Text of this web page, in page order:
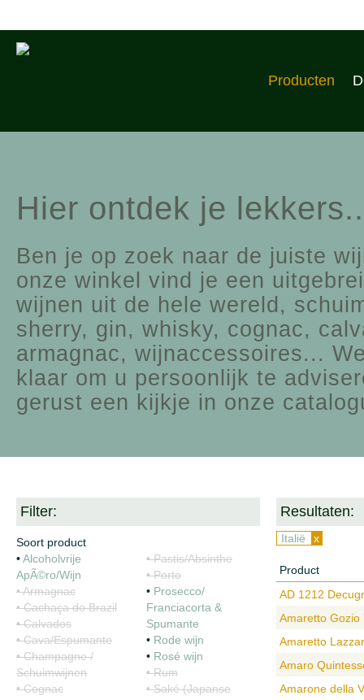
Producten
Hier ontdek je
Ben je op zoek naar de juiste
onze winkel vind je een
wijnen uit de hele wereld,
sherry, gin, whisky, cognac,
armagnac, wijnaccessoires...
klaar om u persoonlijk te
gerust een kijkje in onze
Filter:
Soort product
•Alcoholvrije
ApÃ©ro/Wijn
• Armagnac
• Cachaça do Brazil
• Calvados
• Cava/Espumante
• Champagne /
Schuimwijnen
• Cognac
• Pastis/Absinthe
• Porto
• Prosecco/
Franciacorta &
Spumante
• Rode wijn
• Rosé wijn
• Rum
• Saké (Japanse
Resultaten:
Italië x
Product
AD 1212
Amaretto
Amaretto
Amaro
Amarone della